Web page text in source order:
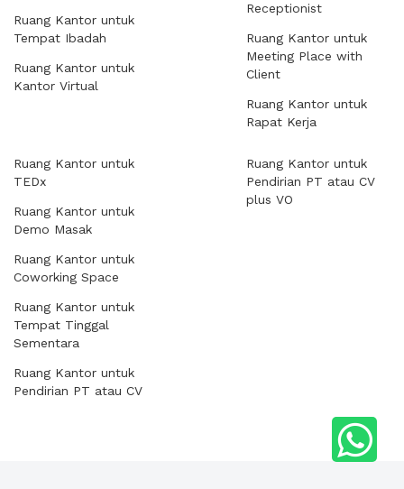
Ruang Kantor untuk
Tempat Ibadah
Ruang Kantor untuk
Kantor Virtual
Receptionist
Ruang Kantor untuk
Meeting Place with
Client
Ruang Kantor untuk
Rapat Kerja
Ruang Kantor untuk
TEDx
Ruang Kantor untuk
Demo Masak
Ruang Kantor untuk
Coworking Space
Ruang Kantor untuk
Tempat Tinggal
Sementara
Ruang Kantor untuk
Pendirian PT atau CV
Ruang Kantor untuk
Pendirian PT atau CV
plus VO